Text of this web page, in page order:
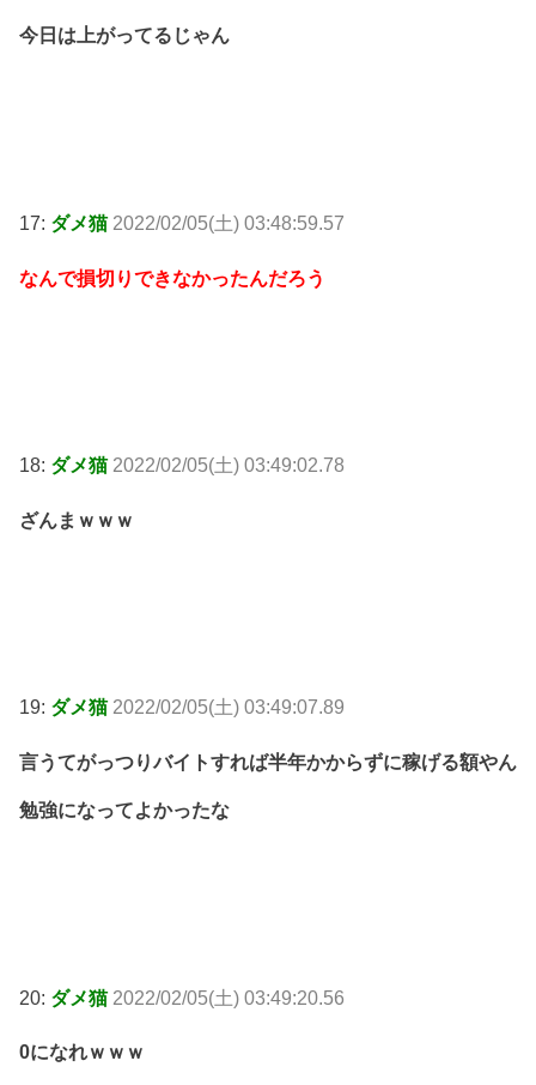
今日は上がってるじゃん
17: ダメ猫 2022/02/05(土) 03:48:59.57
なんで損切りできなかったんだろう
18: ダメ猫 2022/02/05(土) 03:49:02.78
ざんまｗｗｗ
19: ダメ猫 2022/02/05(土) 03:49:07.89
言うてがっつりバイトすれば半年かからずに稼げる額やん
勉強になってよかったな
20: ダメ猫 2022/02/05(土) 03:49:20.56
0になれｗｗｗ